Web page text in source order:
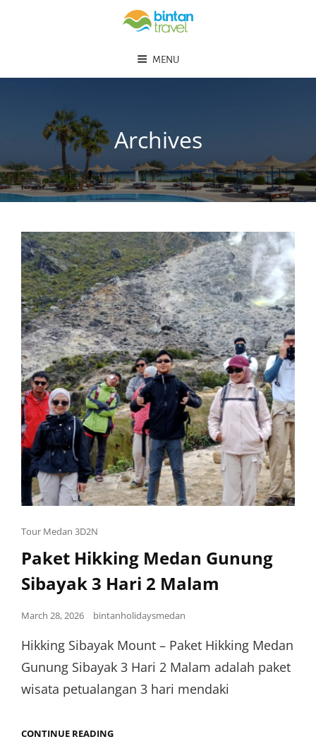
MENU
Archives
Tour Medan 3D2N
Paket Hikking Medan Gunung
Sibayak 3 Hari 2 Malam
March 28, 2026 bintanholidaysmedan
Hikking Sibayak Mount – Paket Hikking Medan
Gunung Sibayak 3 Hari 2 Malam adalah paket
wisata petualangan 3 hari mendaki
CONTINUE READING